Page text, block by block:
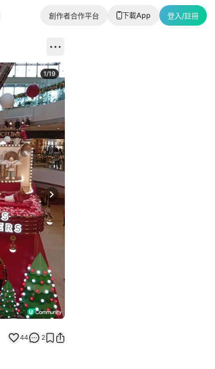
創作者合作平台 下載App 登入/註冊
Next slide
1/19
44 2